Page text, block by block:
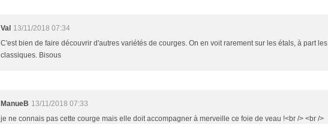
Val 13/11/2018 07:34
C'est bien de faire découvrir d'autres variétés de courges. On en voit rarement sur les étals, à part les
classiques. Bisous
ManueB 13/11/2018 07:33
je ne connais pas cette courge mais elle doit accompagner à merveille ce foie de veau !<br /> <br />